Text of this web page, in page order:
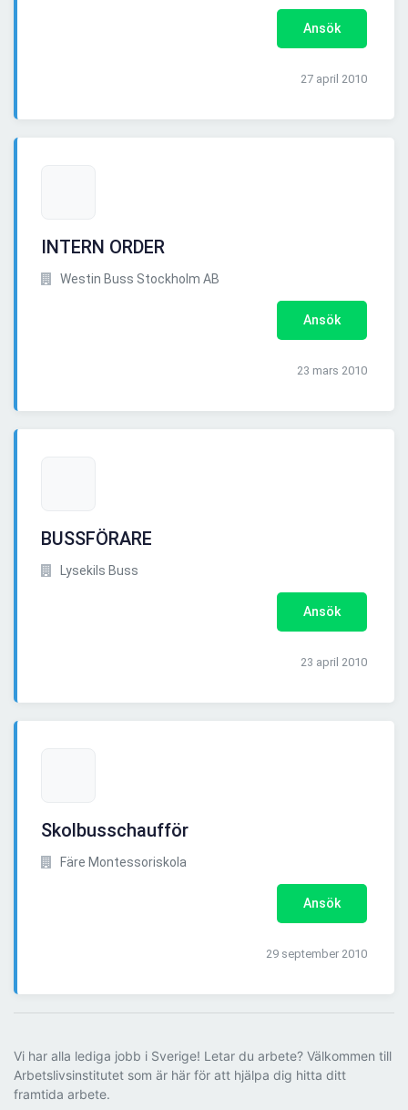
Ansök
27 april 2010
INTERN ORDER
Westin Buss Stockholm AB
Ansök
23 mars 2010
BUSSFÖRARE
Lysekils Buss
Ansök
23 april 2010
Skolbusschaufför
Färe Montessoriskola
Ansök
29 september 2010
Vi har alla lediga jobb i Sverige! Letar du arbete? Välkommen till
Arbetslivsinstitutet som är här för att hjälpa dig hitta ditt
framtida arbete.